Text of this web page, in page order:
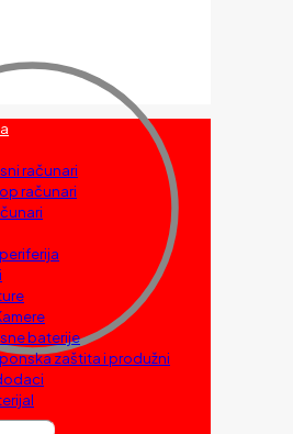
računari
računari
baterije
zaštita i produžni